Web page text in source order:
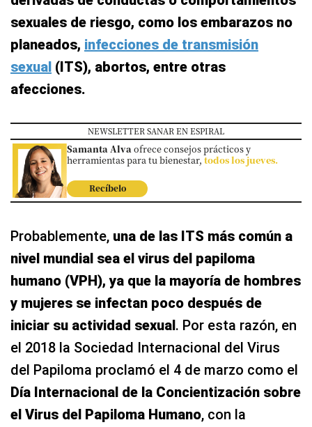
sexuales de riesgo, como los embarazos no
planeados, infecciones de transmisión
sexual (ITS), abortos, entre otras
afecciones.
NEWSLETTER SANAR EN ESPIRAL
Samanta Alvaofrece consejos prácticos y
herramientas para tu bienestar, todos los jueves.
Recíbelo
Probablemente, una de las ITS más común a
nivel mundial sea el virus del papiloma
humano (VPH), ya que la mayoría de hombres
y mujeres se infectan poco después de
iniciar su actividad sexual. Por esta razón, en
el 2018 la Sociedad Internacional del Virus
del Papiloma proclamó el 4 de marzo como el
Día Internacional de la Concientización sobre
el Virus del Papiloma Humano, con la